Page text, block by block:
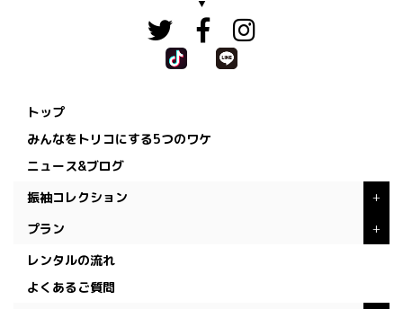
トップ
みんなをトリコにする5つのワケ
ニュース&ブログ
振袖コレクション
+
プラン +
レンタルの流れ
よくあるご質問